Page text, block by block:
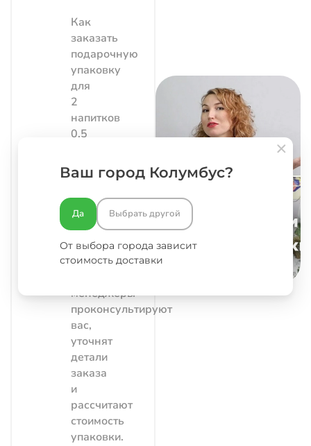
Как
заказать
подарочную
упаковку
для
2
напитков
0.5
Заполните
форму
ниже
или
воспользуйтесь
конфигуратором
стоимости.
менеджеры
проконсультируют
вас,
уточнят
детали
заказа
и
рассчитают
стоимость
упаковки.
Ваш город Колумбус?
Да Выбрать другой
От выбора города зависит
стоимость доставки